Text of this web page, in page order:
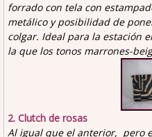
forrado con tela con
metálico y posibilidad de
colgar. Ideal para la estación
la que los tonos marrones-
2. Clutch de rosas
Al igual que el anterior, pero